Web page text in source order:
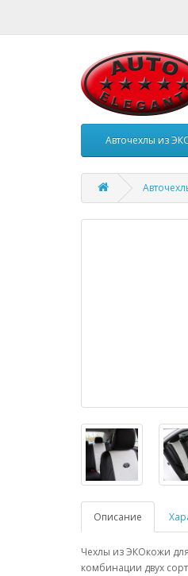
Авточехлы из
Описание
Чехлы из ЭКОкожи
комбинации двух